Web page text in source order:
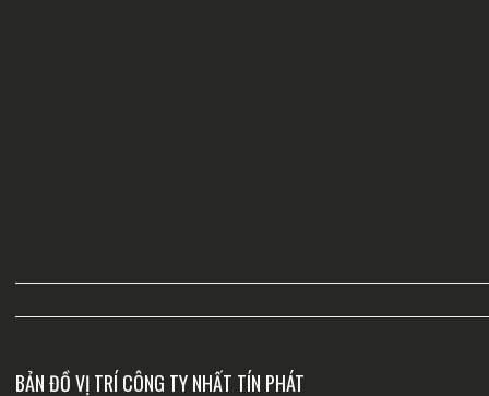
BẢN ĐỒ VỊ TRÍ CÔNG TY NHẤT TÍN PHÁT